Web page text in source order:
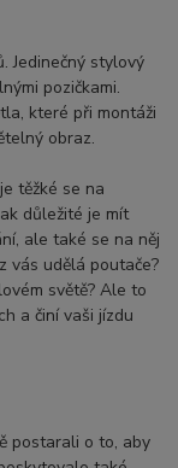
Jedinečný stylový
pozičkami.
které při montáži
obraz.
těžké se na
důležité je mít
ale také se na něj
vás udělá poutače?
světě? Ale to
a činí vaši jízdu
postarali o to, aby